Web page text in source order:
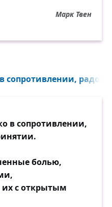
Марк Твен
сопротивлении,
в сопротивлении,
болью,
с открытым